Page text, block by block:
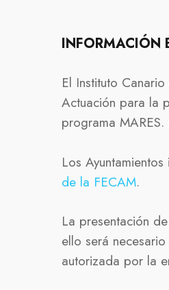
INFORMACIÓN
El Instituto
Actuación para la
programa
Los
de la FECAM.
La presentación
ello será
autorizada por la